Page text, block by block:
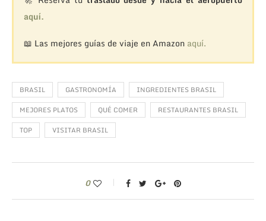
aquí.
📖 Las mejores guías de viaje en Amazon aquí.
BRASIL GASTRONOMÍA
INGREDIENTES BRASIL
MEJORES PLATOS
QUÉ COMER
RESTAURANTES BRASIL
TOP
VISITAR BRASIL
0